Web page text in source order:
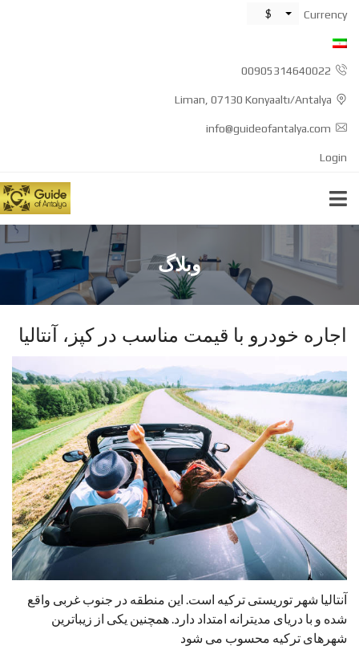
Currency
$
00905314640022
Liman, 07130 Konyaaltı/Antalya
info@guideofantalya.com
Login
وبلاگ
اجاره خودرو با قیمت مناسب در کپز، آنتالیا
آنتالیا شهر توریستی ترکیه است. این منطقه در جنوب غربی واقع
شده و با دریای مدیترانه امتداد دارد. همچنین یکی از زیباترین
شهرهای ترکیه محسوب می شود